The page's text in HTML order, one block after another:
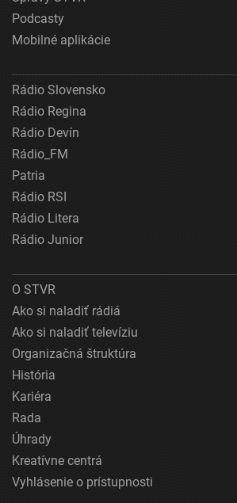
Podcasty
Mobilné aplikácie
Rádio Slovensko
Rádio Regina
Rádio Devín
Rádio_FM
Patria
Rádio RSI
Rádio Litera
Rádio Junior
O STVR
Ako si naladiť rádiá
Ako si naladiť televíziu
Organizačná štruktúra
História
Kariéra
Rada
Úhrady
Kreatívne centrá
Vyhlásenie o prístupnosti